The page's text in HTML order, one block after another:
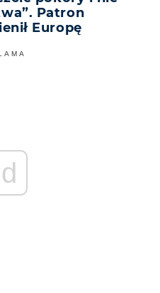
Patron
Europę